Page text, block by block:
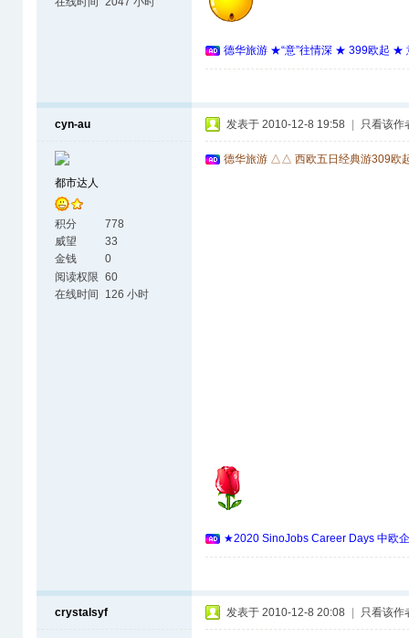
德华旅游 ★“意”往情深 ★ 399欧起 ★
cyn-au
都市达人
积分
778
威望
33
金钱
0
阅读权限 60
在线时间
126 小时
发表于 2010-12-8 19:58 只看该作
德华旅游 △△ 西欧五日经典游309欧
★2020 SinoJobs Career Days 中欧
crystalsyf 发表于 2010-12-8 20:08 只看该作